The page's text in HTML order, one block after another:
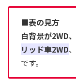
■表の見方
白背景が2WD、
リッド車2WD、
です。